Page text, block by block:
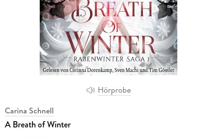
Hörprobe
Carina Schnell
A Breath of Winter